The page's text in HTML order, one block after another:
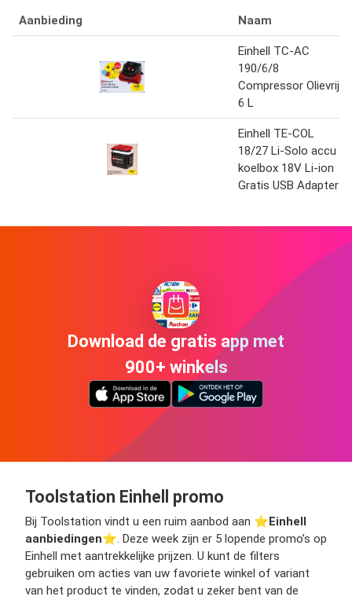
Aanbieding Naam
Einhell TC-AC
190/6/8
Compressor Olievrij
6 L
Einhell TE-COL
18/27 Li-Solo accu
koelbox 18V Li-ion
Gratis USB Adapter
Download de gratis app met
900+ winkels
Toolstation Einhell promo
Bij Toolstation vindt u een ruim aanbod aan ⭐️Einhell
aanbiedingen⭐️. Deze week zijn er 5 lopende promo’s op
Einhell met aantrekkelijke prijzen. U kunt de filters
gebruiken om acties van uw favoriete winkel of variant
van het product te vinden, zodat u zeker bent van de